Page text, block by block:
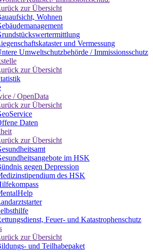
zur Übersicht
Wohnen
und Vermessung
Umweltschutzbehörde / Immissionsschutz
zur Übersicht
/ OpenData
zur Übersicht
Daten
zur Übersicht
im HSK
gegen Depression
des HSK
Feuer- und Katastrophenschutz
zur Übersicht
und Teilhabepaket